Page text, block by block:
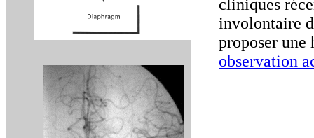
cliniques
involontaire
proposer
observation